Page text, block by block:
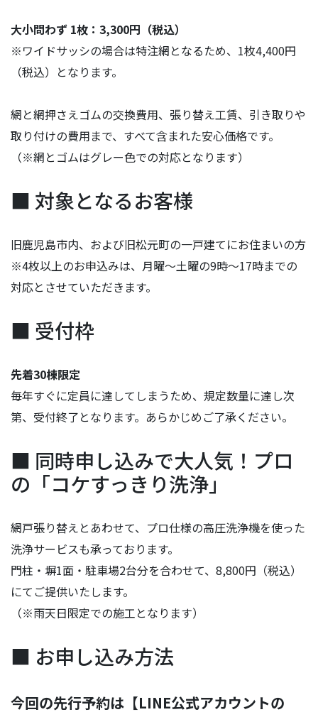
大小問わず 1枚：3,300円（税込）
※ワイドサッシの場合は特注網となるため、1枚4,400円
（税込）となります。
網と網押さえゴムの交換費用、張り替え工賃、引き取りや
取り付けの費用まで、すべて含まれた安心価格です。
（※網とゴムはグレー色での対応となります）
■ 対象となるお客様
旧鹿児島市内、および旧松元町の一戸建てにお住まいの方
※4枚以上のお申込みは、月曜～土曜の9時～17時までの
対応とさせていただきます。
■ 受付枠
先着30棟限定
毎年すぐに定員に達してしまうため、規定数量に達し次
第、受付終了となります。あらかじめご了承ください。
■ 同時申し込みで大人気！プロ
の「コケすっきり洗浄」
網戸張り替えとあわせて、プロ仕様の高圧洗浄機を使った
洗浄サービスも承っております。
門柱・塀1面・駐車場2台分を合わせて、8,800円（税込）
にてご提供いたします。
（※雨天日限定での施工となります）
■ お申し込み方法
今回の先行予約は【LINE公式アカウントの